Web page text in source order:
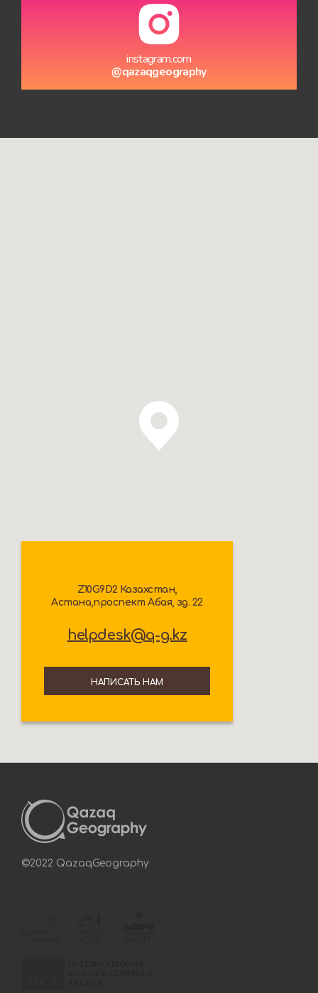
instagram.com
@qazaqgeography
Z10G9D2 Казахстан,
Астана,проспект Абая, зд. 22
helpdesk@q-g.kz
НАПИСАТЬ НАМ
©2022 QazaqGeography